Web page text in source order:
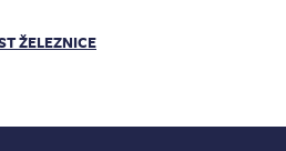
ŽELEZNICE